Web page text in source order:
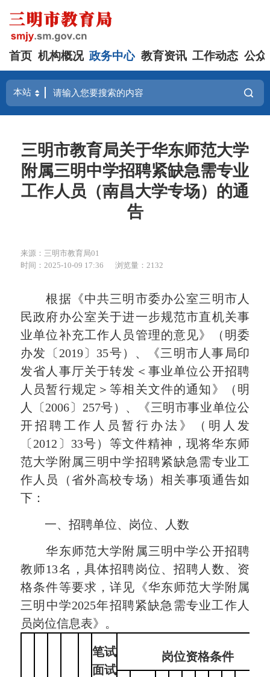
首页 机构概况 政务中心 教育资讯 工作动态 公众
三明市教育局关于华东师范大学
附属三明中学招聘紧缺急需专业
工作人员（南昌大学专场）的通
告
来源：三明市教育局01
时间：2025-10-09 17:36
浏览量：2132
根据《中共三明市委办公室三明市人
民政府办公室关于进一步规范市直机关事
业单位补充工作人员管理的意见》（明委
办发〔2019〕35号）、《三明市人事局印
发省人事厅关于转发＜事业单位公开招聘
人员暂行规定＞等相关文件的通知》（明
人〔2006〕257号）、《三明市事业单位公
开招聘工作人员暂行办法》（明人发
〔2012〕33号）等文件精神，现将华东师
范大学附属三明中学招聘紧缺急需专业工
作人员（省外高校专场）相关事项通告如
下：
一、招聘单位、岗位、人数
华东师范大学附属三明中学公开招聘
教师13名，具体招聘岗位、招聘人数、资
格条件等要求，详见《华东师范大学附属
三明中学2025年招聘紧缺急需专业工作人
员岗位信息表》。
笔试
面试
岗位资格条件